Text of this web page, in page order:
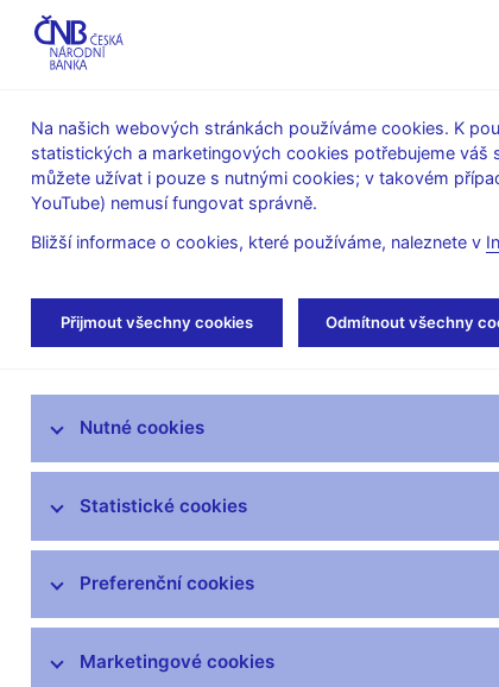
O ČNB
Měnová
politika
Finanční
Úvod O ČNB čnBlog
Mandát České národní banky
Bankovní rada
Hospodaření
ČNB v EU a mezinárodních vztazích
Publikace
Na našich webových stránkách používáme cookies. K
statistických a marketingových cookies potřebujeme váš
můžete užívat i pouze s nutnými cookies; v takovém
YouTube) nemusí fungovat správně.
Bližší informace o cookies, které používáme, naleznete v
Přijmout všechny cookies Odmítnout všechny
Nutné cookies
Statistické cookies
Preferenční cookies
Marketingové cookies